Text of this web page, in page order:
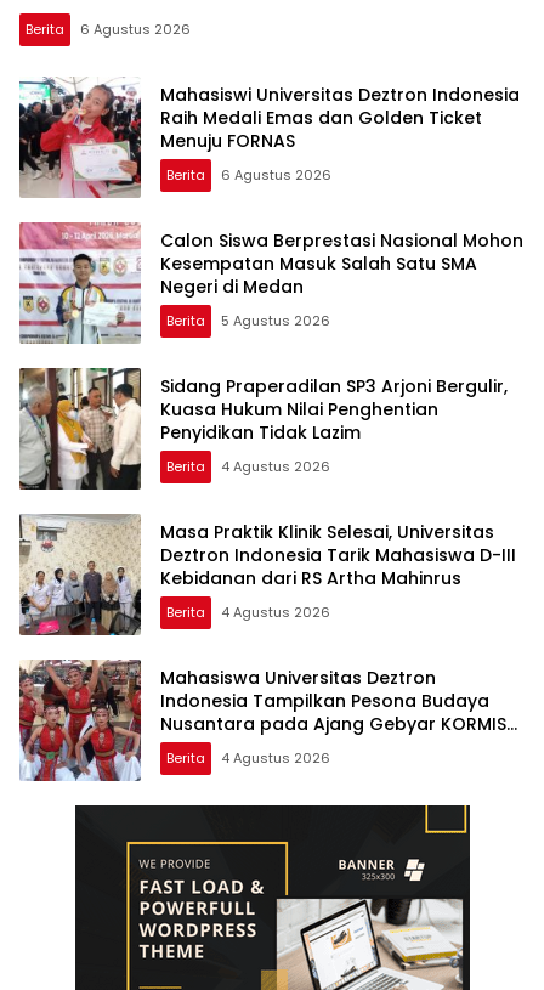
Berita 6 Agustus 2026
Mahasiswi Universitas Deztron Indonesia
Raih Medali Emas dan Golden Ticket
Menuju FORNAS
Berita 6 Agustus 2026
Calon Siswa Berprestasi Nasional Mohon
Kesempatan Masuk Salah Satu SMA
Negeri di Medan
Berita 5 Agustus 2026
Sidang Praperadilan SP3 Arjoni Bergulir,
Kuasa Hukum Nilai Penghentian
Penyidikan Tidak Lazim
Berita 4 Agustus 2026
Masa Praktik Klinik Selesai, Universitas
Deztron Indonesia Tarik Mahasiswa D-III
Kebidanan dari RS Artha Mahinrus
Berita 4 Agustus 2026
Mahasiswa Universitas Deztron
Indonesia Tampilkan Pesona Budaya
Nusantara pada Ajang Gebyar KORMISU
Road to FORPROVSU 2026
Berita 4 Agustus 2026